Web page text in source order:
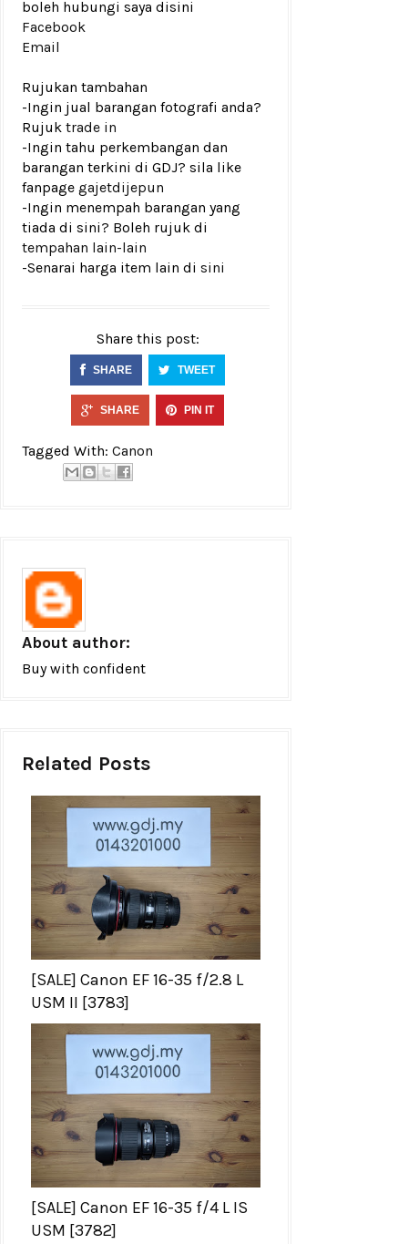
boleh hubungi saya disini
Facebook
Email
Rujukan tambahan
-Ingin jual barangan fotografi anda?
Rujuk trade in
-Ingin tahu perkembangan dan
barangan terkini di GDJ? sila like
fanpage gajetdijepun
-Ingin menempah barangan yang
tiada di sini? Boleh rujuk di
tempahan lain-lain
-Senarai harga item lain di sini
Share this post:
SHARE TWEET
SHARE PIN IT
Tagged With: Canon
About author:
Buy with confident
Related Posts
[SALE] Canon EF 16-35 f/2.8 L
USM II [3783]
[SALE] Canon EF 16-35 f/4 L IS
USM [3782]